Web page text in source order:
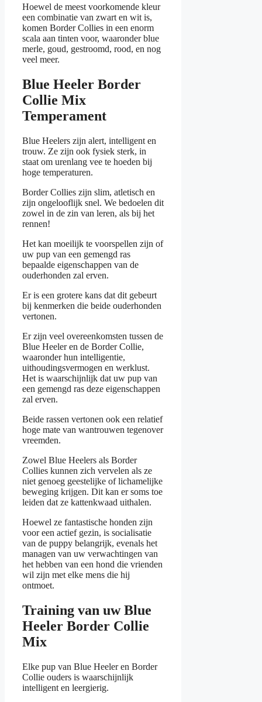
Hoewel de meest voorkomende kleur
een combinatie van zwart en wit is,
komen Border Collies in een enorm
scala aan tinten voor, waaronder blue
merle, goud, gestroomd, rood, en nog
veel meer.
Blue Heeler Border
Collie Mix
Temperament
Blue Heelers zijn alert, intelligent en
trouw. Ze zijn ook fysiek sterk, in
staat om urenlang vee te hoeden bij
hoge temperaturen.
Border Collies zijn slim, atletisch en
zijn ongelooflijk snel. We bedoelen dit
zowel in de zin van leren, als bij het
rennen!
Het kan moeilijk te voorspellen zijn of
uw pup van een gemengd ras
bepaalde eigenschappen van de
ouderhonden zal erven.
Er is een grotere kans dat dit gebeurt
bij kenmerken die beide ouderhonden
vertonen.
Er zijn veel overeenkomsten tussen de
Blue Heeler en de Border Collie,
waaronder hun intelligentie,
uithoudingsvermogen en werklust.
Het is waarschijnlijk dat uw pup van
een gemengd ras deze eigenschappen
zal erven.
Beide rassen vertonen ook een relatief
hoge mate van wantrouwen tegenover
vreemden.
Zowel Blue Heelers als Border
Collies kunnen zich vervelen als ze
niet genoeg geestelijke of lichamelijke
beweging krijgen. Dit kan er soms toe
leiden dat ze kattenkwaad uithalen.
Hoewel ze fantastische honden zijn
voor een actief gezin, is socialisatie
van de puppy belangrijk, evenals het
managen van uw verwachtingen van
het hebben van een hond die vrienden
wil zijn met elke mens die hij
ontmoet.
Training van uw Blue
Heeler Border Collie
Mix
Elke pup van Blue Heeler en Border
Collie ouders is waarschijnlijk
intelligent en leergierig.